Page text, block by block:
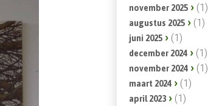
november 2025 (1)
augustus 2025 (1)
juni 2025 (1)
december 2024 (1)
november 2024 (1)
maart 2024 (1)
april 2023 (1)